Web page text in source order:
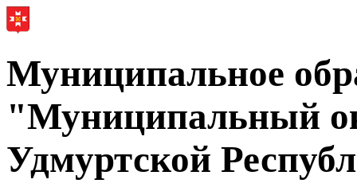
Муниципальное
"Муниципальный
Удмуртской